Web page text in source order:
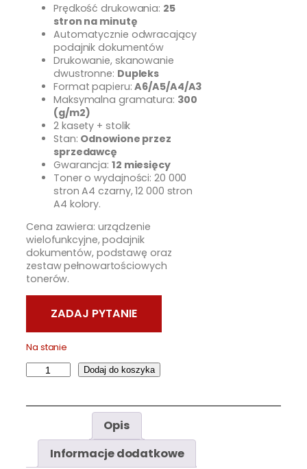
Prędkość drukowania: 25
stron na minutę
Automatycznie odwracający
podajnik dokumentów
Drukowanie, skanowanie
dwustronne: Dupleks
Format papieru:A6/A5/A4/A3
Maksymalna gramatura: 300
(g/m2)
2 kasety + stolik
Stan: Odnowione przez
sprzedawcę
Gwarancja: 12 miesięcy
Toner o wydajności: 20 000
stron A4 czarny, 12 000 stron
A4 kolory.
Cena zawiera: urządzenie
wielofunkcyjne, podajnik
dokumentów, podstawę oraz
zestaw pełnowartościowych
tonerów.
Na stanie
Dodaj do koszyka
Opis
Informacje dodatkowe